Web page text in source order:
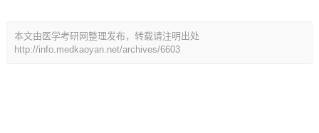
本文由医学考研网整理发布，转载请注明出处
http://info.medkaoyan.net/archives/6603